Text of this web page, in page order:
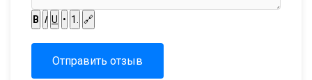
B I U • 1. 🔗
Отправить отзыв